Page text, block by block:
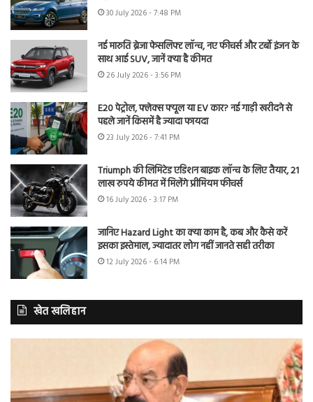
30 July 2026 - 7:48 PM
नई मारुति ब्रेजा फेसलिफ्ट लॉन्च, नए फीचर्स और टर्बो इंजन के
साथ आई SUV, जानें क्या है कीमत
26 July 2026 - 3:56 PM
E20 पेट्रोल, फ्लेक्स फ्यूल या EV कार? नई गाड़ी खरीदने से
पहले जानें किसमें है ज्यादा फायदा
23 July 2026 - 7:41 PM
Triumph की लिमिटेड एडिशन बाइक लॉन्च के लिए तैयार, 21
लाख रुपये कीमत में मिलेंगे प्रीमियम फीचर्स
16 July 2026 - 3:17 PM
जानिए Hazard Light का क्या काम है, कब और कैसे करें
इसका इस्तेमाल, ज्यादातर लोग नहीं जानते सही तरीका
12 July 2026 - 6:14 PM
खेत खलिहान